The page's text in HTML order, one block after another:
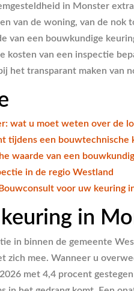
in Monster
van de woning, van de
van een bouwkundige
kosten van een inspectie
het transparant maken van
wat u moet weten over de
tijdens een bouwtechnische
waarde van een
in de regio Westland
voor uw keuring
in
in binnen de gemeente
zich mee. Wanneer u
met 4,4 procent